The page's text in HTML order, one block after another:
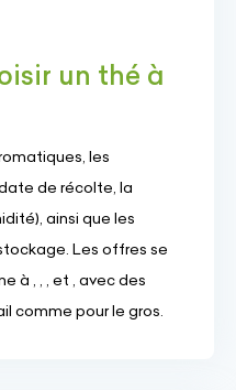
un thé à
les
de récolte, la
ainsi que les
Les offres se
à , , , et , avec des
comme pour le gros.